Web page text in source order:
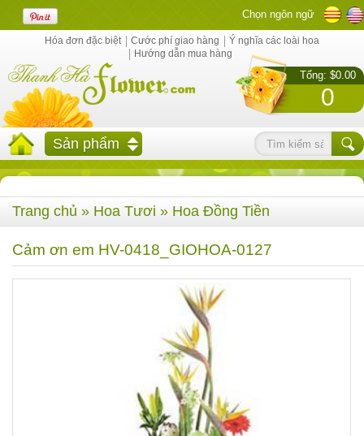
Chọn ngôn ngữ
Tổng: $0.00
0
Hóa đơn đặc biệt Cước phí giao hàng
Ý nghĩa các loài hoa
Hướng dẫn mua hàng
Sản phẩm
Trang chủ » Hoa Tươi » Hoa Đồng Tiền
Cảm ơn em HV-0418_GIOHOA-0127